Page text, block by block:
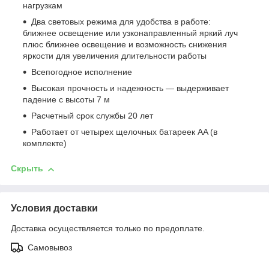
нагрузкам
Два световых режима для удобства в работе:
ближнее освещение или узконаправленный яркий луч
плюс ближнее освещение и возможность снижения
яркости для увеличения длительности работы
Всепогодное исполнение
Высокая прочность и надежность — выдерживает
падение с высоты 7 м
Расчетный срок службы 20 лет
Работает от четырех щелочных батареек AA (в
комплекте)
Скрыть
Условия доставки
Доставка осуществляется только по предоплате.
Самовывоз